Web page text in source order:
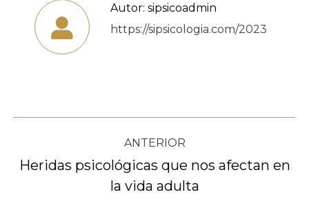
Autor: sipsicoadmin
https://sipsicologia.com/2023
Navegación
entre
publicaciones
ANTERIOR
Publicación
anterior:
Heridas psicológicas que nos afectan en
la vida adulta